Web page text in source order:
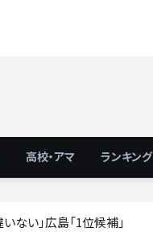
高校・アマ ランキング
い」広島「1位候補」